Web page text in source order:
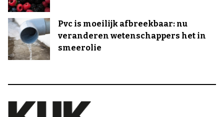
Pvc is moeilijk afbreekbaar: nu
veranderen wetenschappers het in
smeerolie